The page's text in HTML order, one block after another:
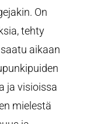
On
tehty
aikaan
ja visioissa
mielestä